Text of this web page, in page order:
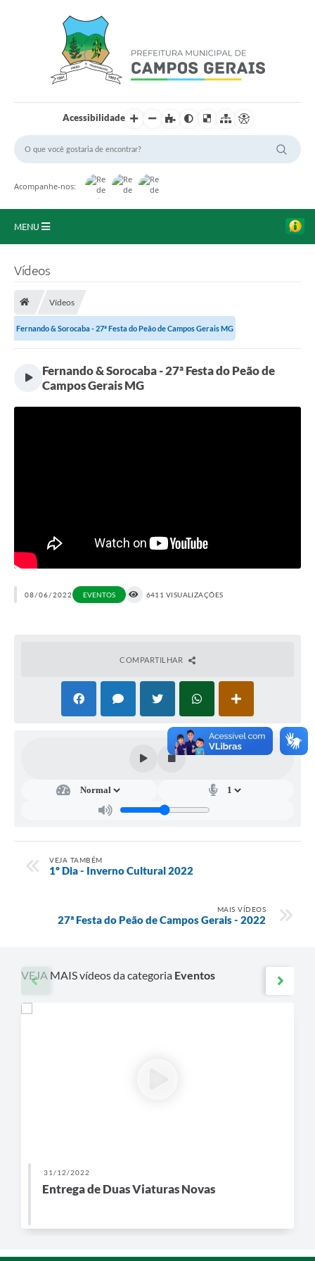
Acessibilidade
Acompanhe-nos:
MENU
Portal da Transparência
Secretarias
Vídeos
Vídeos
Fernando & Sorocaba - 27ª Festa do Peão de Campos Gerais MG
Fernando & Sorocaba - 27ª Festa do Peão de
Campos Gerais MG
08/06/2022 EVENTOS 6411 VISUALIZAÇÕES
COMPARTILHAR
VEJA TAMBÉM
1º Dia - Inverno Cultural 2022
MAIS VÍDEOS
27ª Festa do Peão de Campos Gerais - 2022
VEJA MAIS vídeos da categoria Eventos
31/12/2022
Entrega de Duas Viaturas Novas